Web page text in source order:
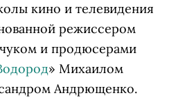
кино и телевидения
режиссером
и продюсерами
» Михаилом
Андрющенко.